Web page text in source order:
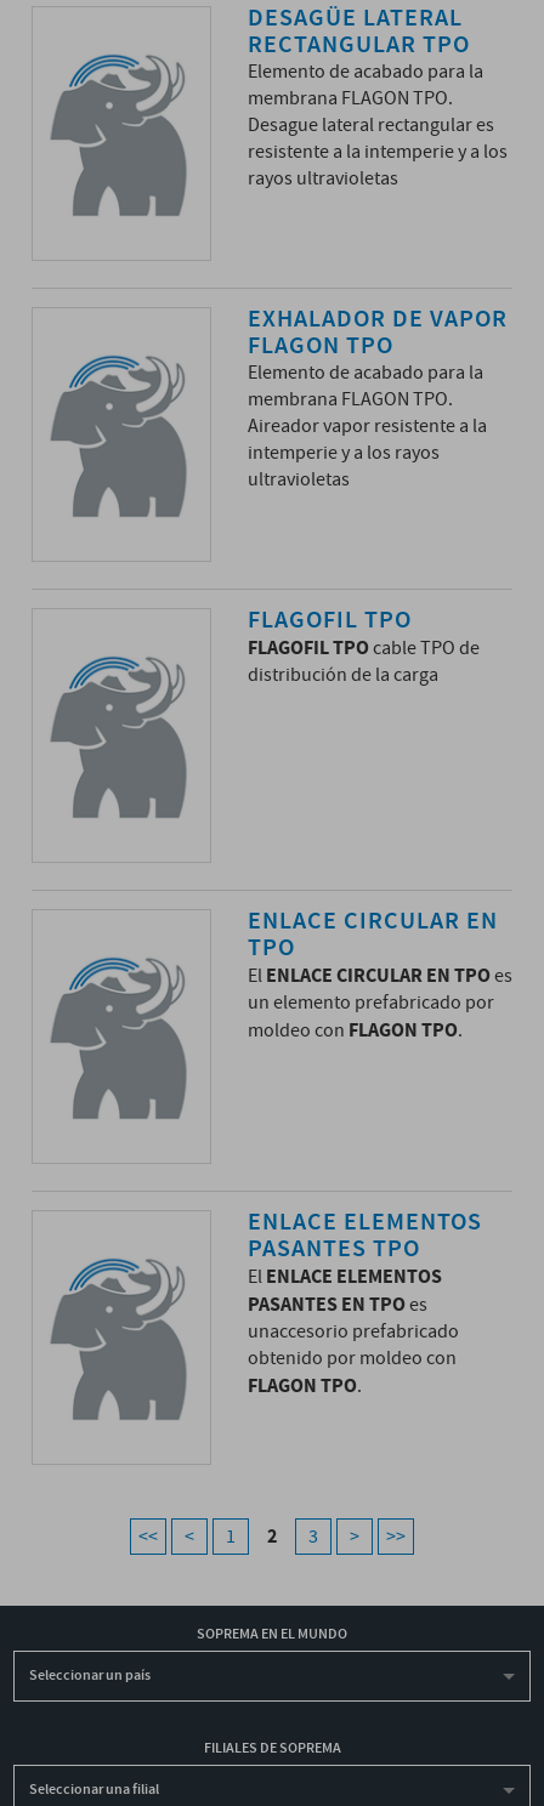
DESAGÜE LATERAL
RECTANGULAR TPO
Elemento de acabado para la
membrana FLAGON TPO.
Desague lateral rectangular es
resistente a la intemperie y a los
rayos ultravioletas
EXHALADOR DE VAPOR
FLAGON TPO
Elemento de acabado para la
membrana FLAGON TPO.
Aireador vapor resistente a la
intemperie y a los rayos
ultravioletas
FLAGOFIL TPO
FLAGOFIL TPOcable TPO de
distribución de la carga
ENLACE CIRCULAR EN
TPO
ElENLACE CIRCULAR EN TPOes
un elemento prefabricado por
moldeo con FLAGON TPO.
ENLACE ELEMENTOS
PASANTES TPO
ElENLACE ELEMENTOS
PASANTES EN TPOes
unaccesorio prefabricado
obtenido por moldeo con
FLAGON TPO.
<< < 1 2 3 > >>
SOPREMA EN EL MUNDO
Seleccionar un país
FILIALES DE SOPREMA
Seleccionar una filial